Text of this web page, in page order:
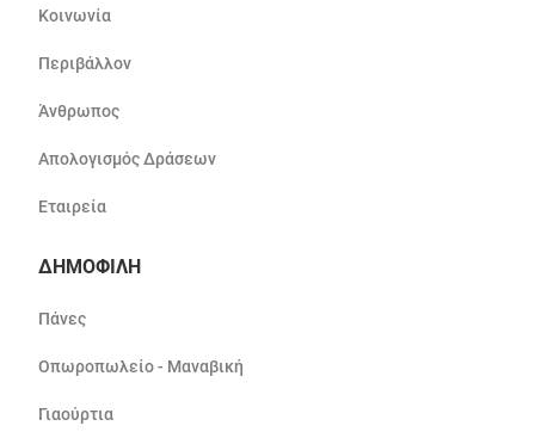
Κοινωνία
Περιβάλλον
Άνθρωπος
Απολογισμός Δράσεων
Εταιρεία
ΔΗΜΟΦΙΛΗ
Πάνες
Οπωροπωλείο - Μαναβική
Γιαούρτια